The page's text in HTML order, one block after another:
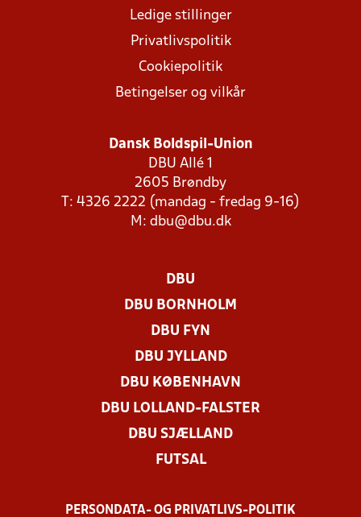
Ledige stillinger
Privatlivspolitik
Cookiepolitik
Betingelser og vilkår
Dansk Boldspil-Union
DBU Allé 1
2605 Brøndby
T: 4326 2222 (mandag - fredag 9-16)
M: dbu@dbu.dk
DBU
DBU BORNHOLM
DBU FYN
DBU JYLLAND
DBU KØBENHAVN
DBU LOLLAND-FALSTER
DBU SJÆLLAND
FUTSAL
PERSONDATA- OG PRIVATLIVS-POLITIK